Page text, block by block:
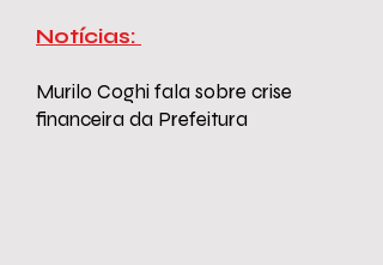
Notícias:
Murilo Coghi fala sobre crise
financeira da Prefeitura